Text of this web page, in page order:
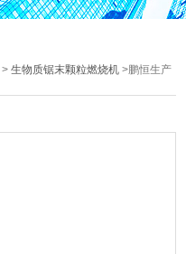
>生物质锯末颗粒燃烧机 >鹏恒生产